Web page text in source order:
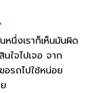
นึ่งเราก็เห็นมันผิด
ใจไปเจอ จาก
อรถไปใช้หน่อย